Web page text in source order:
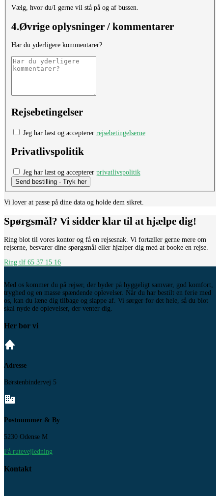
Vælg, hvor du/I gerne vil stå på og af bussen.
4.Øvrige oplysninger / kommentarer
Har du yderligere kommentarer?
Rejsebetingelser
Jeg har læst og accepterer rejsebetingelserne
Privatlivspolitik
Jeg har læst og accepterer privatlivspolitik
Send bestilling - Tryk her
Vi lover at passe på dine data og holde dem sikret.
Spørgsmål? Vi sidder klar til at hjælpe dig!
Ring blot til vores kontor og få en rejsesnak. Vi fortæller gerne mere om
rejserne, besvarer dine spørgsmål eller hjælper dig med at booke en rejse.
Ring tlf 65 37 15 16
Med os kommer du på rejser, der byder på hyggeligt samvær, god komfort,
tryghed og en masse spændende oplevelser. Når du har bestilt en ferie med
os, kan du læne dig tilbage og slappe af. Vi sørger for det hele, så du blot
skal nyde de oplevelser, der venter dig.
Her bor vi
Adresse
Børstenbindervej 5
Postnummer & By
5230 Odense M
Få rutevejledning
Kontakt